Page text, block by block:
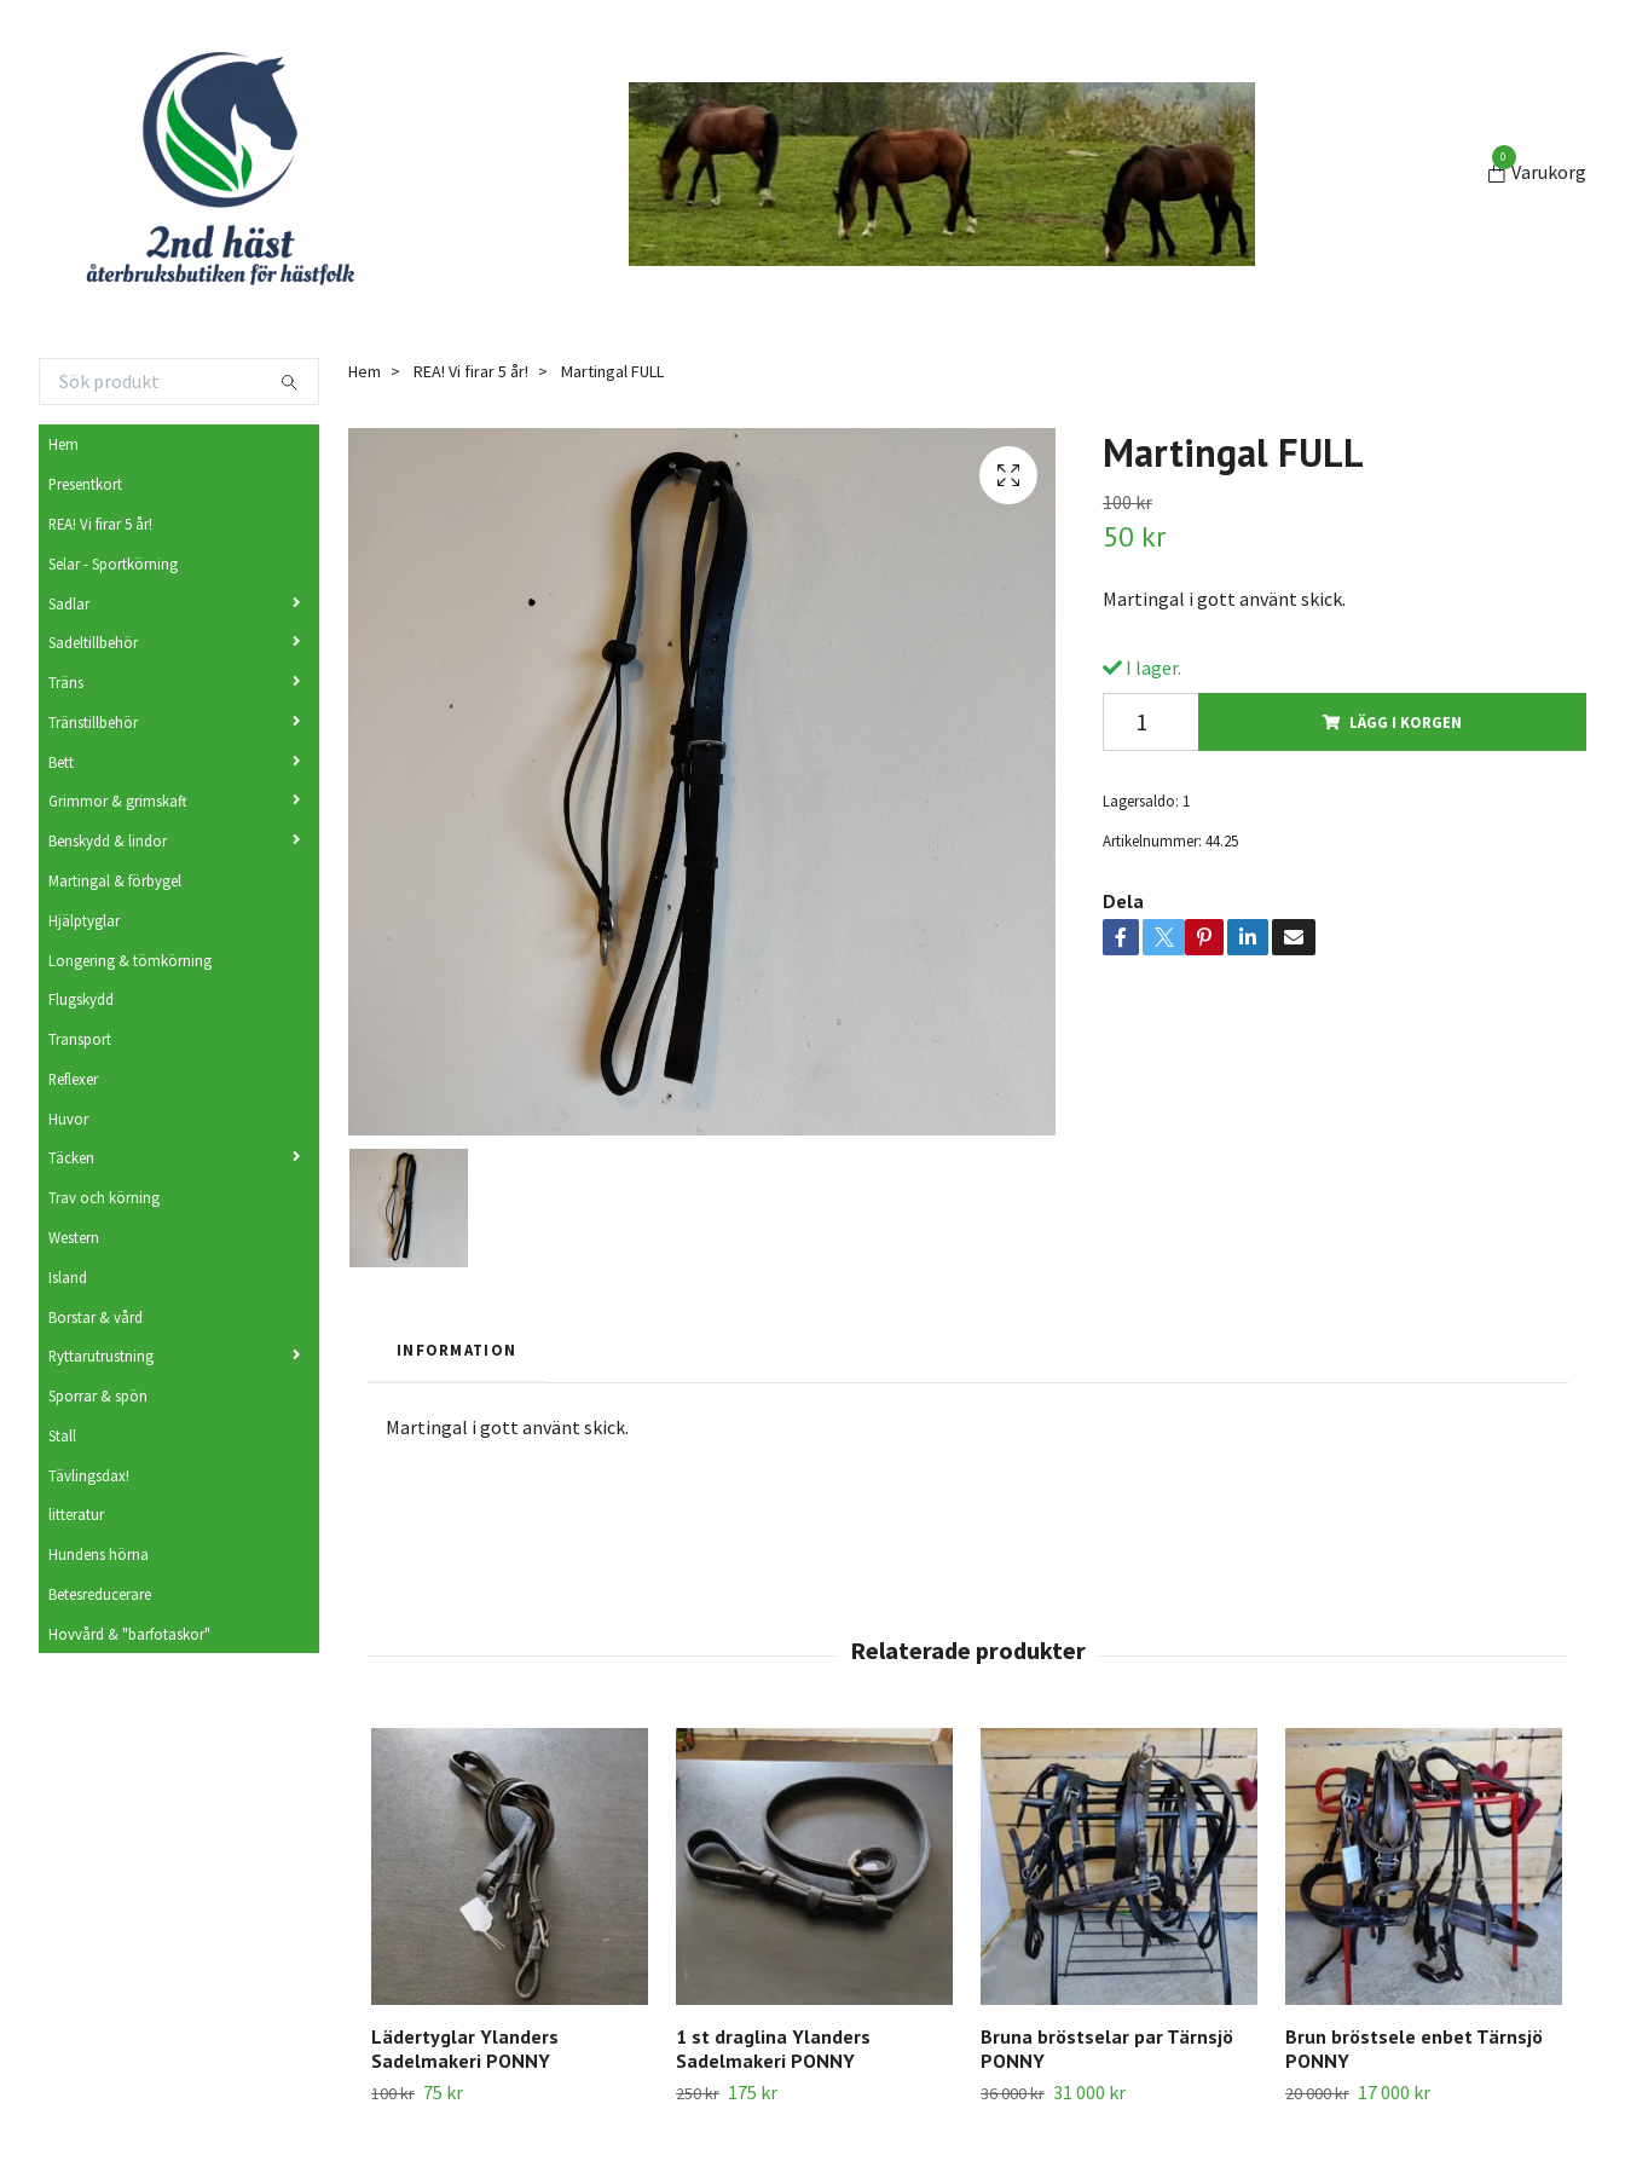
0
Varukorg
Hem
Presentkort
REA! Vi firar 5 år!
Selar - Sportkörning
Sadlar
Sadeltillbehör
Träns
Tränstillbehör
Bett
Grimmor & grimskaft
Benskydd & lindor
Martingal & förbygel
Hjälptyglar
Longering & tömkörning
Flugskydd
Transport
Reflexer
Huvor
Täcken
Trav och körning
Western
Island
Borstar & vård
Ryttarutrustning
Sporrar & spön
Stall
Tävlingsdax!
litteratur
Hundens hörna
Betesreducerare
Hovvård & "barfotaskor"
Hem REA! Vi firar 5 år! Martingal FULL
Martingal FULL
100 kr
50 kr
Martingal i gott använt skick.
I lager.
LÄGG I KORGEN
Lagersaldo: 1
Artikelnummer: 44.25
Dela
INFORMATION
Martingal i gott använt skick.
Lädertyglar Ylanders
Sadelmakeri PONNY
100 kr 75 kr
1 st draglina Ylanders
Sadelmakeri PONNY
250 kr 175 kr
Bruna bröstselar par Tärnsjö
PONNY
36 000 kr 31 000 kr
Brun bröstsele enbet Tärnsjö
PONNY
20 000 kr 17 000 kr